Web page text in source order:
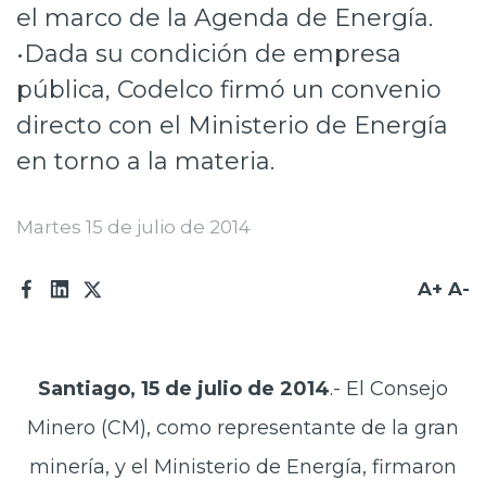
Canales de denuncia
Proveedores
Acceso trabajadores/as
el marco de la Agenda de Energía.
•Dada su condición de empresa
pública, Codelco firmó un convenio
directo con el Ministerio de Energía
en torno a la materia.
Martes 15 de julio de 2014
A+ A-
Santiago, 15 de julio de 2014.- El Consejo
Minero (CM), como representante de la gran
minería, y el Ministerio de Energía, firmaron